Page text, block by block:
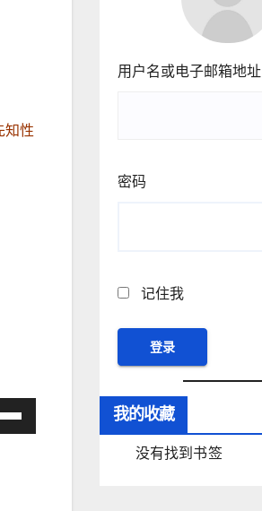
知性
用户名或电子邮箱地址
密码
记住我
我的收藏
没有找到书签